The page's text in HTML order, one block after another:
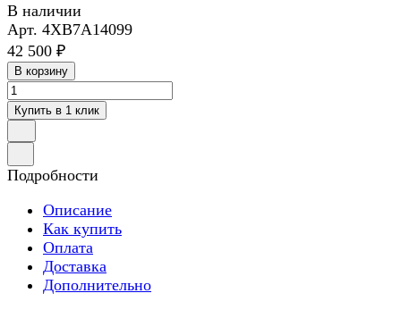
В наличии
Арт. 4XB7A14099
42 500 ₽
В корзину
Купить в 1 клик
Подробности
Описание
Как купить
Оплата
Доставка
Дополнительно